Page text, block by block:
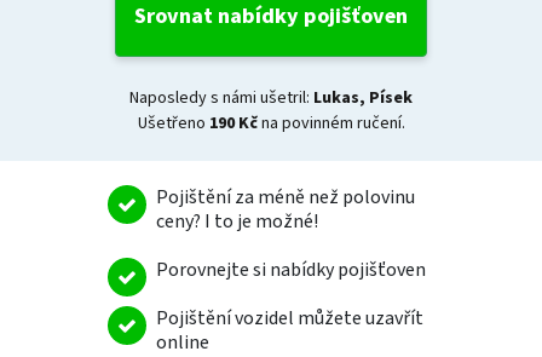
Srovnat nabídky pojišťoven
Naposledy s námi ušetril: Lukas, Písek
Ušetřeno 190 Kčna povinném ručení.
Pojištění za méně než polovinu
ceny? I to je možné!
Porovnejte si nabídky pojišťoven
Pojištění vozidel můžete uzavřít
online